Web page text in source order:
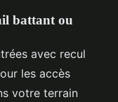
battant ou
avec recul
les accès
votre terrain